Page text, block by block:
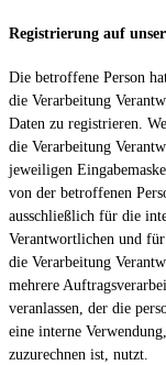
Registrierung auf
Die betroffene Person
die Verarbeitung
Daten zu registrieren.
die Verarbeitung
jeweiligen
von der betroffenen
ausschließlich für die
Verantwortlichen und
die Verarbeitung
mehrere
veranlassen, der die
eine interne
zuzurechnen ist, nutzt.